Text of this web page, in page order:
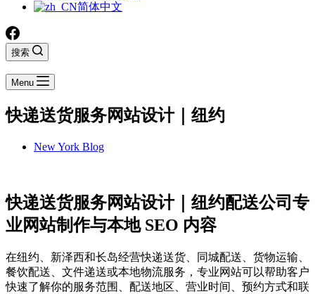
简体中文
搜索
Menu
快递送货服务网站设计｜纽约
New York Blog
快递送货服务网站设计｜纽约配送公司专
业网站制作与本地 SEO 内容
在纽约、新泽西和长岛经营快递送货、同城配送、货物运输、
餐饮配送、文件递送或本地物流服务，专业网站可以帮助客户
快速了解你的服务范围、配送地区、营业时间、预约方式和联